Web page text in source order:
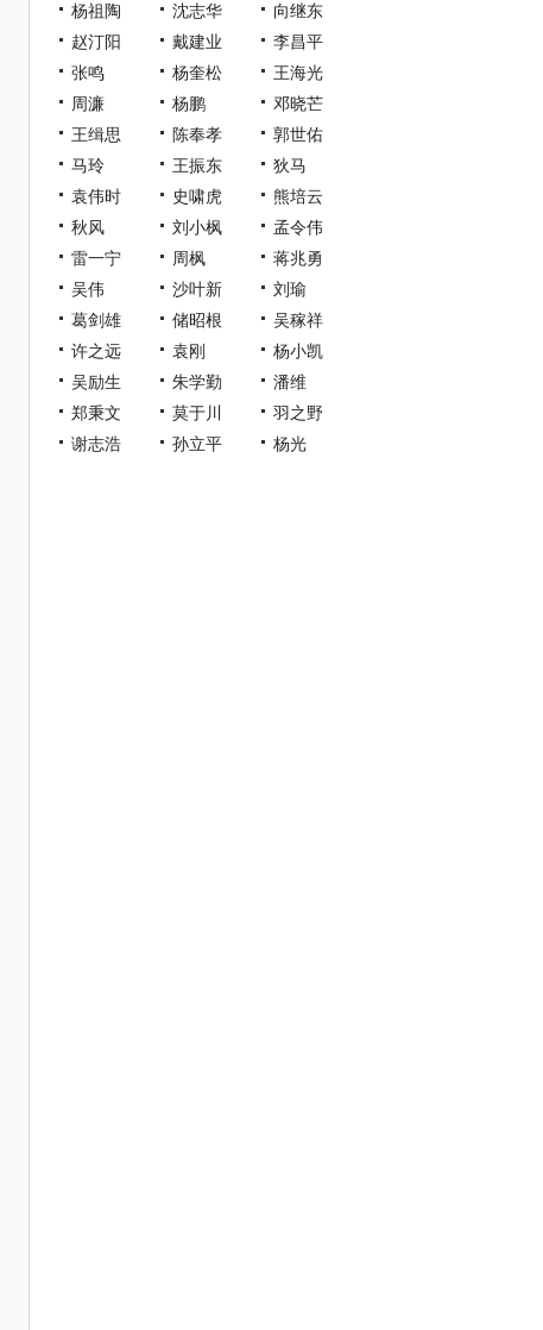
杨祖陶
沈志华
向继东
赵汀阳
戴建业
李昌平
张鸣
杨奎松
王海光
周濂
杨鹏
邓晓芒
王缉思
陈奉孝
郭世佑
马玲
王振东
狄马
袁伟时
史啸虎
熊培云
秋风
刘小枫
孟令伟
雷一宁
周枫
蒋兆勇
吴伟
沙叶新
刘瑜
葛剑雄
储昭根
吴稼祥
许之远
袁刚
杨小凯
吴励生
朱学勤
潘维
郑秉文
莫于川
羽之野
谢志浩
孙立平 杨光